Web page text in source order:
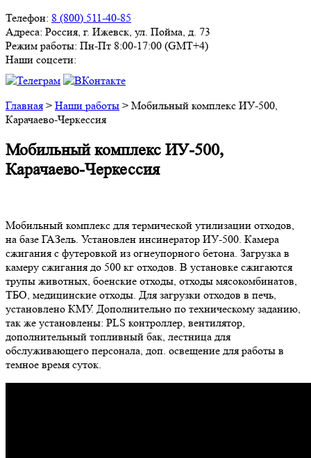
Телефон: 8 (800) 511-40-85
Адреса: Россия, г. Ижевск, ул. Пойма, д. 73
Режим работы: Пн-Пт 8:00-17:00 (GMT+4)
Наши соцсети:
Главная > Наши работы > Мобильный комплекс ИУ-500,
Карачаево-Черкессия
Мобильный комплекс ИУ-500,
Карачаево-Черкессия
Мобильный комплекс для термической утилизации отходов,
на базе ГАЗель. Установлен инсинератор ИУ-500. Камера
сжигания с футеровкой из огнеупорного бетона. Загрузка в
камеру сжигания до 500 кг отходов. В установке сжигаются
трупы животных, боенские отходы, отходы мясокомбинатов,
ТБО, медицинские отходы. Для загрузки отходов в печь,
установлено КМУ. Дополнительно по техническому заданию,
так же установлены: PLS контроллер, вентилятор,
дополнительный топливный бак, лестница для
обслуживающего персонала, доп. освещение для работы в
темное время суток.